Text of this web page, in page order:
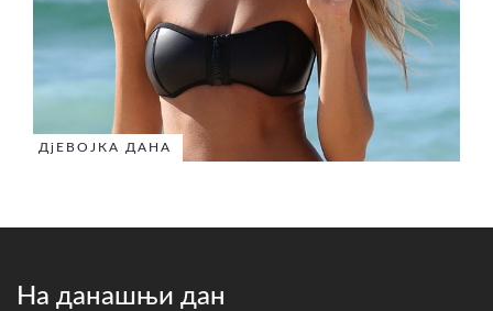
ДјЕВОЈКА ДАНА
На данашњи дан